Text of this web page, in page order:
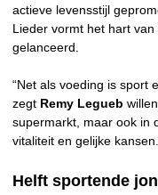
actieve levensstijl
Lieder vormt het hart
gelanceerd.
“Net als voeding is sport
zegt Remy Legueb
supermarkt, maar ook in
vitaliteit en gelijke
Helft sportende